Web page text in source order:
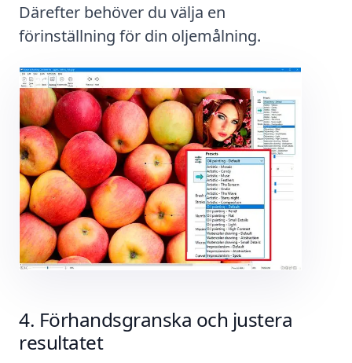
Därefter behöver du välja en
förinställning för din oljemålning.
Förhandsgranska och justera
resultatet